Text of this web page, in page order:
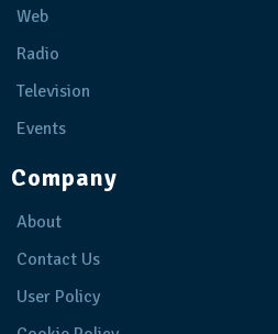
Web
Radio
Television
Events
Company
About
Contact Us
User Policy